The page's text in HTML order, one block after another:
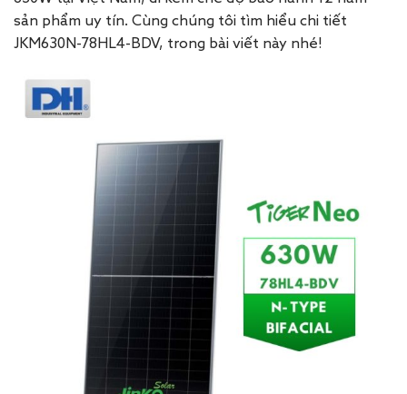
sản phẩm uy tín. Cùng chúng tôi tìm hiểu chi tiết
JKM630N-78HL4-BDV, trong bài viết này nhé!